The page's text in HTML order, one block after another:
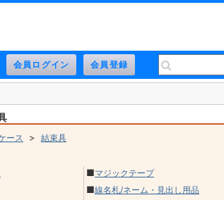
ース > 結束具
■マジックテープ
■線名札/ネーム・見出し用品